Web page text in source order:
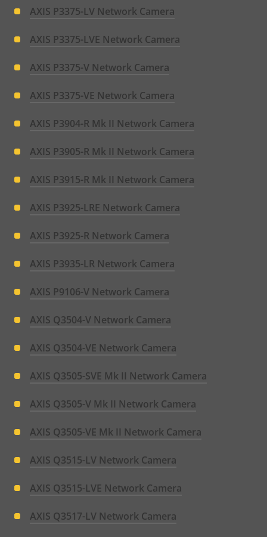
AXIS P3375-LV Network Camera
AXIS P3375-LVE Network Camera
AXIS P3375-V Network Camera
AXIS P3375-VE Network Camera
AXIS P3904-R Mk II Network Camera
AXIS P3905-R Mk II Network Camera
AXIS P3915-R Mk II Network Camera
AXIS P3925-LRE Network Camera
AXIS P3925-R Network Camera
AXIS P3935-LR Network Camera
AXIS P9106-V Network Camera
AXIS Q3504-V Network Camera
AXIS Q3504-VE Network Camera
AXIS Q3505-SVE Mk II Network Camera
AXIS Q3505-V Mk II Network Camera
AXIS Q3505-VE Mk II Network Camera
AXIS Q3515-LV Network Camera
AXIS Q3515-LVE Network Camera
AXIS Q3517-LV Network Camera